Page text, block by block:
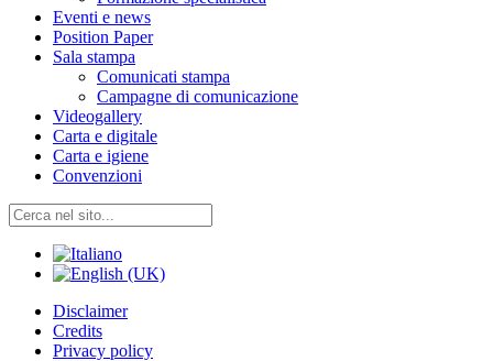
Eventi e news
Position Paper
Sala stampa
Comunicati stampa
Campagne di comunicazione
Videogallery
Carta e digitale
Carta e igiene
Convenzioni
Disclaimer
Credits
Privacy policy